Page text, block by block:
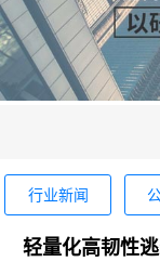
行业新闻
轻量化高韧性